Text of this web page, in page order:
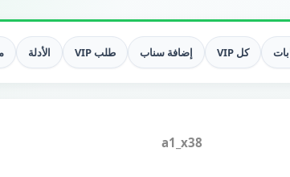
كل VIP إضافة سناب طلب VIP الأدلة
a1_x38